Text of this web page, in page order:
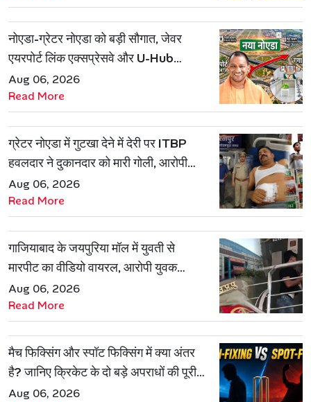
नोएडा-ग्रेटर नोएडा को बड़ी सौगात, जेवर
एयरपोर्ट लिंक एक्सप्रेसवे और U-Hub
प्रोजेक्ट को मिली मंजूरी
Aug 06, 2026
Read More
ग्रेटर नोएडा में गुटखा देने में देरी पर ITBP
हवलदार ने दुकानदार को मारी गोली, आरोपी
गिरफ्तार
Aug 06, 2026
Read More
गाजियाबाद के जयपुरिया मॉल में युवती से
मारपीट का वीडियो वायरल, आरोपी युवक
हिरासत में
Aug 06, 2026
Read More
मैच फिक्सिंग और स्पॉट फिक्सिंग में क्या अंतर
है? जानिए क्रिकेट के दो बड़े अपराधों की पूरी
कहानी
Aug 06, 2026